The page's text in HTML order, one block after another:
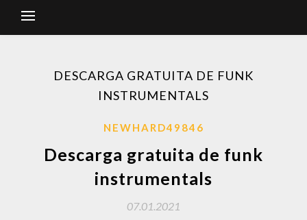
DESCARGA GRATUITA DE FUNK
INSTRUMENTALS
NEWHARD49846
Descarga gratuita de funk
instrumentals
07.01.2021